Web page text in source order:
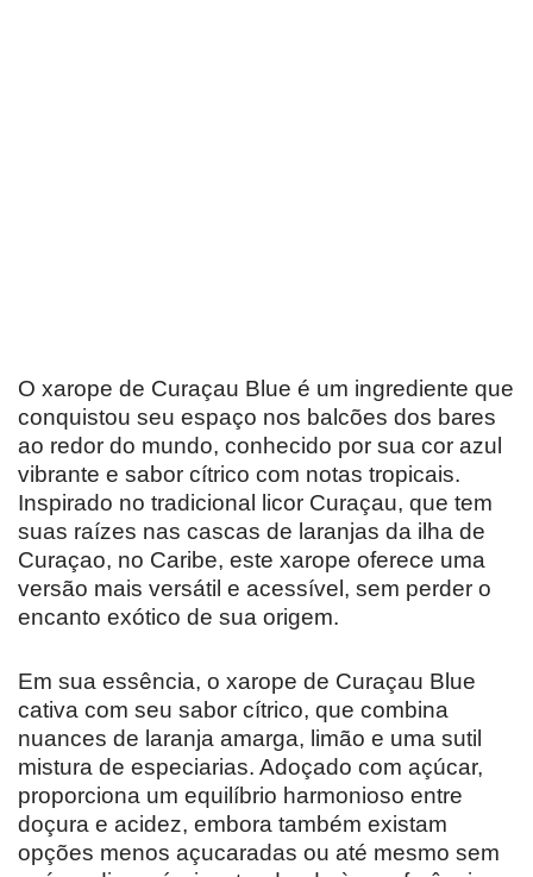
O xarope de Curaçau Blue é um ingrediente que
conquistou seu espaço nos balcões dos bares
ao redor do mundo, conhecido por sua cor azul
vibrante e sabor cítrico com notas tropicais.
Inspirado no tradicional licor Curaçau, que tem
suas raízes nas cascas de laranjas da ilha de
Curaçao, no Caribe, este xarope oferece uma
versão mais versátil e acessível, sem perder o
encanto exótico de sua origem.
Em sua essência, o xarope de Curaçau Blue
cativa com seu sabor cítrico, que combina
nuances de laranja amarga, limão e uma sutil
mistura de especiarias. Adoçado com açúcar,
proporciona um equilíbrio harmonioso entre
doçura e acidez, embora também existam
opções menos açucaradas ou até mesmo sem